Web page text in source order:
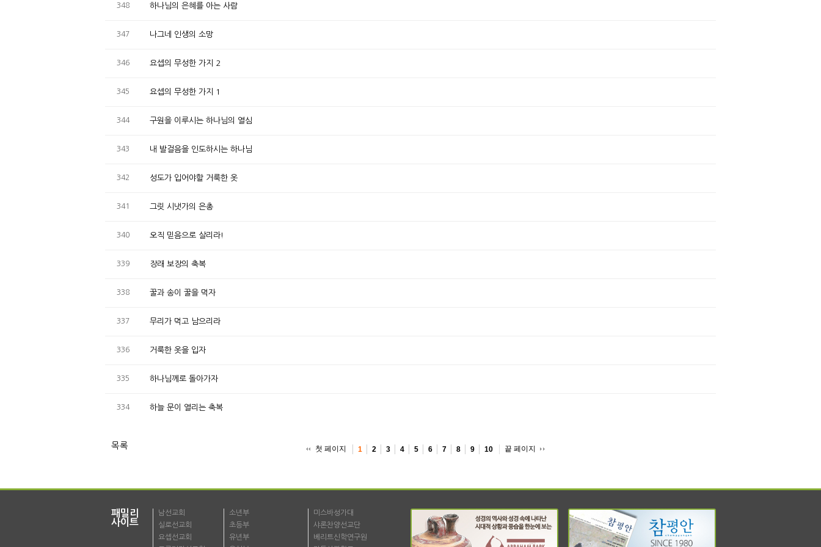
348 하나님의 은혜를 아는 사람
347 나그네 인생의 소망
346 요셉의 무성한 가지 2
345 요셉의 무성한 가지 1
344 구원을 이루시는 하나님의 열심
343 내 발걸음을 인도하시는 하나님
342 성도가 입어야할 거룩한 옷
341 그릿 시냇가의 은총
340 오직 믿음으로 살리라!
339 장래 보장의 축복
338 꿀과 송이 꿀을 먹자
337 무리가 먹고 남으리라
336 거룩한 옷을 입자
335 하나님께로 돌아가자
334 하늘 문이 열리는 축복
목록 첫 페이지 1 2 3 4 5 6 7 8 9 10 끝 페이지
패밀리
사이트
남선교회
실로선교회
요셉선교회
소년부
초등부
유년부
미스바성가대
샤론찬양선교단
베리트신학연구원